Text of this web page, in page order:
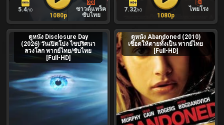
5.4/10
ซาวด์แทร็ค
ซับไทย
1080p
7.32/10
ไทยโรง
1080p
ดูหนัง Disclosure Day
(2026) วันเปิดโปง ไขปริศนา
ลวงโลก พากย์ไทย/ซับไทย
[Full-HD]
ดูหนัง Abandoned (2010)
เชือดให้ตายทั้งเป็น พากย์ไทย
[Full-HD]